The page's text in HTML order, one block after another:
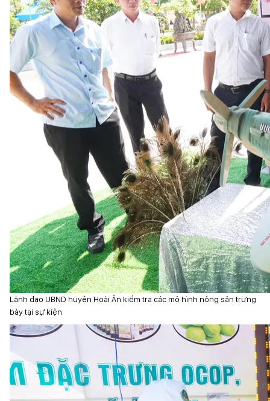
Lãnh đạo UBND huyện Hoài Ân kiểm tra các mô hình nông sản trưng
bày tại sự kiện